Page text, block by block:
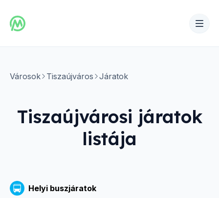
Városok Tiszaújváros Járatok
Tiszaújvárosi járatok
listája
Helyi buszjáratok